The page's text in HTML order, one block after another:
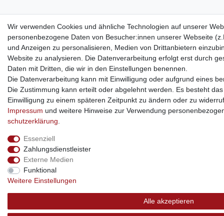
Wir verwenden Cookies und ähnliche Technologien auf unserer
personenbezogene Daten von Besucher:innen unserer Webseite
und Anzeigen zu personalisieren, Medien von Drittanbietern
Website zu analysieren. Die Datenverarbeitung erfolgt erst durch
Daten mit Dritten, die wir in den Einstellungen benennen.
Die Datenverarbeitung kann mit Einwilligung oder aufgrund eines
Die Zustimmung kann erteilt oder abgelehnt werden. Es besteht
Einwilligung zu einem späteren Zeitpunkt zu ändern oder zu
Impressum und weitere Hinweise zur Verwendung
schutz­erklärung
Essenziell
Zahlungsdienstleister
Externe Medien
Funktional
Weitere Einstellungen
Alle akzeptieren